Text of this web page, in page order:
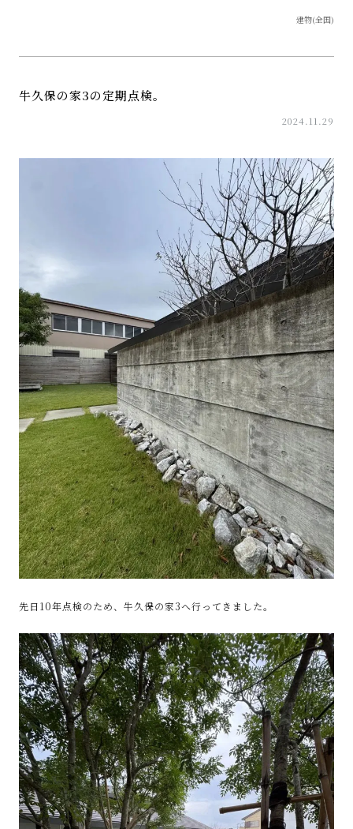
建物(全国)
牛久保の家3の定期点検。
2024.11.29
先日10年点検のため、牛久保の家3へ行ってきました。